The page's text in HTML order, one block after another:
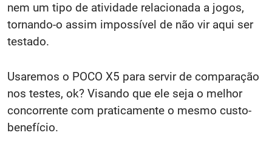
nem um tipo de atividade relacionada a jogos,
tornando-o assim impossível de não vir aqui ser
testado.
Usaremos o POCO X5 para servir de comparação
nos testes, ok? Visando que ele seja o melhor
concorrente com praticamente o mesmo custo-
benefício.